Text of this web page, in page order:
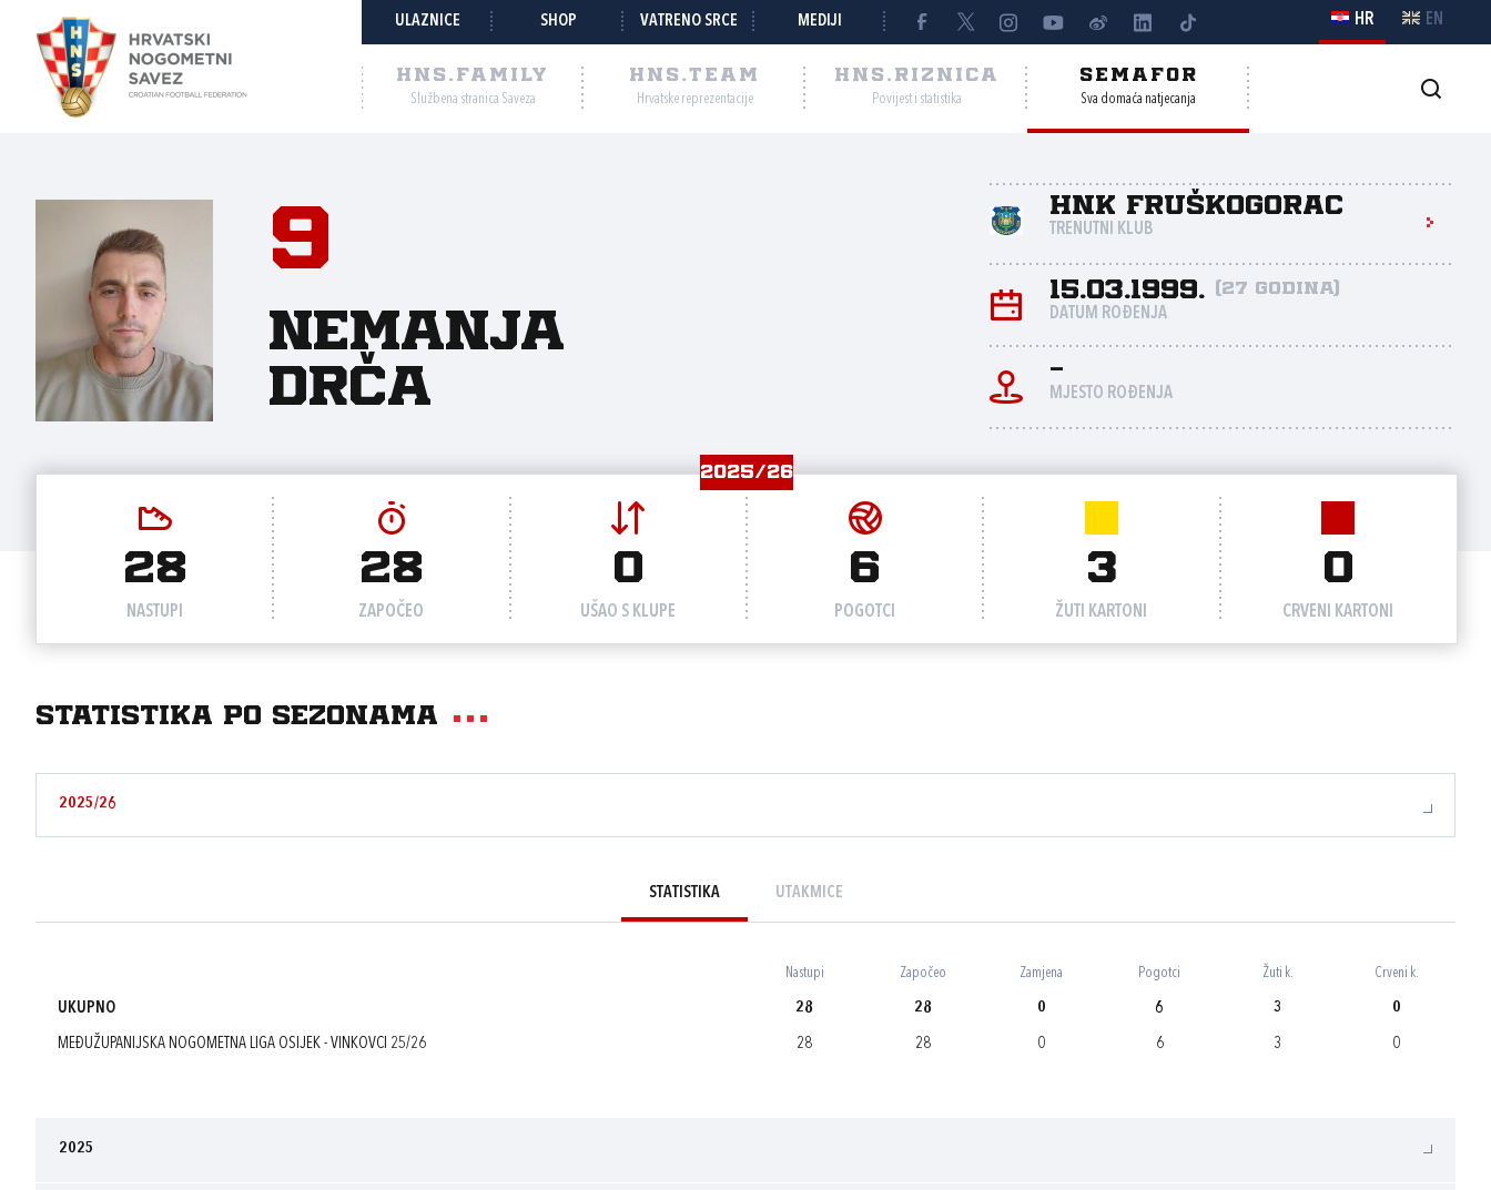
ULAZNICE SHOP VATRENO SRCE MEDIJI HR EN
HNS.FAMILY
Službena stranica Saveza
HNS.TEAM
Hrvatske reprezentacije
HNS.RIZNICA
Povijest i statistika
SEMAFOR
Sva domaća natjecanja
9
Nemanja
Drča
HNK Fruškogorac
TRENUTNI KLUB
15.03.1999. (27 godina)
DATUM ROĐENJA
-
MJESTO ROĐENJA
2025/26
28
NASTUPI
28
ZAPOČEO
0
UŠAO S KLUPE
6
POGOTCI
3
ŽUTI KARTONI
0
CRVENI KARTONI
Statistika po sezonama
2025/26
STATISTIKA UTAKMICE
Nastupi Započeo Zamjena Pogotci Žuti k. Crveni k.
UKUPNO 28 28 0 6 3 0
MEĐUŽUPANIJSKA NOGOMETNA LIGA OSIJEK - VINKOVCI 25/26 28 28 0 6 3 0
2025